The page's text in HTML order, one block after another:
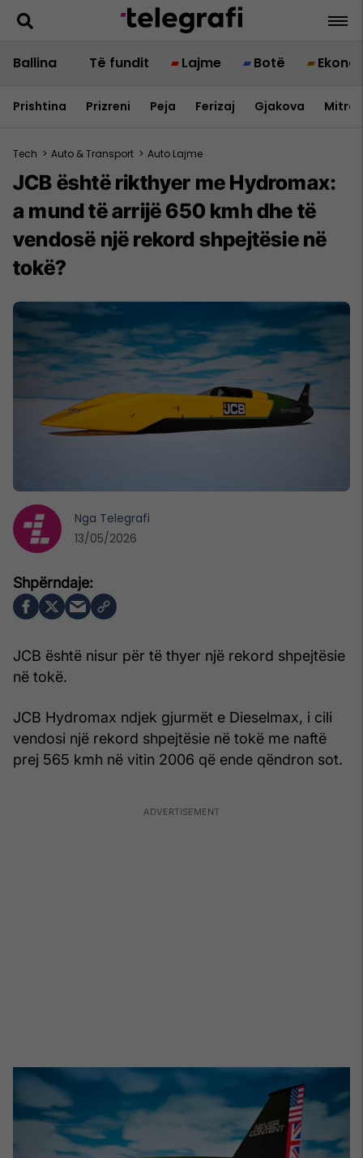
Ballina Të fundit Lajme Botë
Prishtina Prizreni Peja Ferizaj Gjakova
Tech > Auto & Transport > Auto Lajme
JCB është rikthyer me Hydromax:
a mund të arrijë 650 kmh dhe të
vendosë një rekord shpejtësie në
tokë?
JCB është nisur për të thyer një rekord shpejtësie
në tokë.
JCB Hydromax ndjek gjurmët e Dieselmax, i cili
vendosi një rekord shpejtësie në tokë me naftë
prej 565 kmh në vitin 2006 që ende qëndron sot.
Nga Telegrafi
13/05/2026